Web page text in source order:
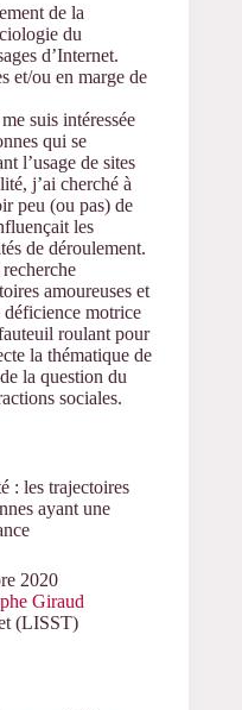
de la
du
d’Internet.
et/ou en marge de
suis intéressée
qui se
l’usage de sites
j’ai cherché à
peu (ou pas) de
les
de déroulement.
amoureuses et
déficience motrice
roulant pour
la thématique de
la question du
sociales.
: les trajectoires
ayant une
2020
Giraud
(LISST)